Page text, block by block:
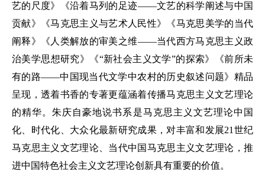
艺的尺度》《沿着马列的足迹——文艺的科学阐述与中国
贡献》《马克思主义与艺术人民性》《马克思美学的当代
阐释》《人类解放的审美之维——当代西方马克思主义政
治美学思想研究》《“新社会主义文学”的探索》《前所未
有的路——中国现当代文学中农村的历史叙述问题》精品
呈现，透着书香的专著更蕴涵着传播马克思主义文艺理论
的精华。朱庆自豪地说书系是马克思主义文艺理论中国
化、时代化、大众化最新研究成果，对丰富和发展21世纪
马克思主义文艺理论、当代中国马克思主义文艺理论，推
进中国特色社会主义文艺理论创新具有重要的价值。